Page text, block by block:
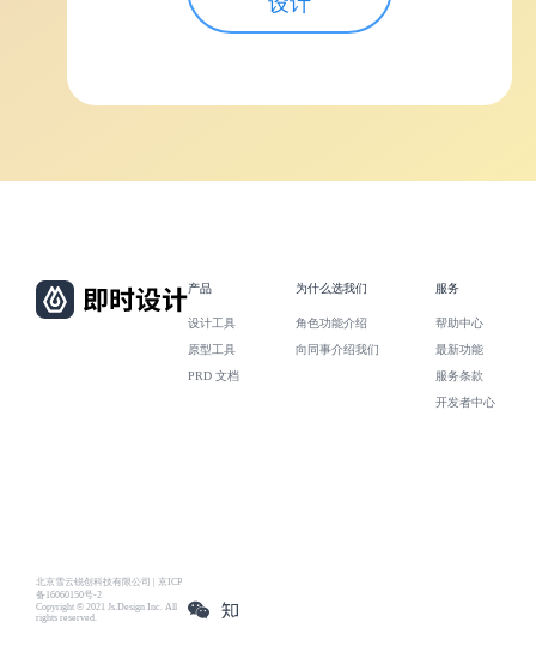
北京雪云锐创科技有限公司 | 京ICP
备16060150号-2
Copyright © 2021 Js.Design Inc. All
rights reserved.
产品
设计工具
原型工具
PRD 文档
为什么选我们
角色功能介绍
向同事介绍我们
服务
帮助中心
最新功能
服务条款
开发者中心